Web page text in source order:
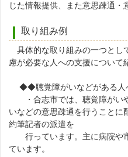
じた情報提供、また意思疎通・
取り組み例
具体的な取り組みの一つとし
慮が必要な人への支援について
◆◆聴覚障がいなどがある
・合志市では、聴覚障がい
いなどの意思疎通を行うことに
約筆記者の派遣を
行っています。主に病院や
ています。